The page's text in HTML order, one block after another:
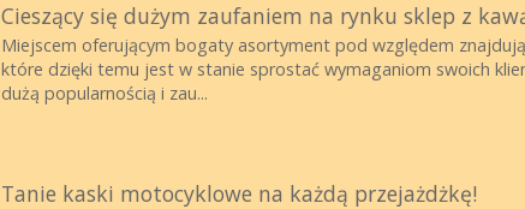
Cieszący się dużym zaufaniem na rynku sklep z
Miejscem oferującym bogaty asortyment pod względem
które dzięki temu jest w stanie sprostać wymaganiom swoich
dużą popularnością i zau...
Tanie kaski motocyklowe na każdą przejażdżkę!